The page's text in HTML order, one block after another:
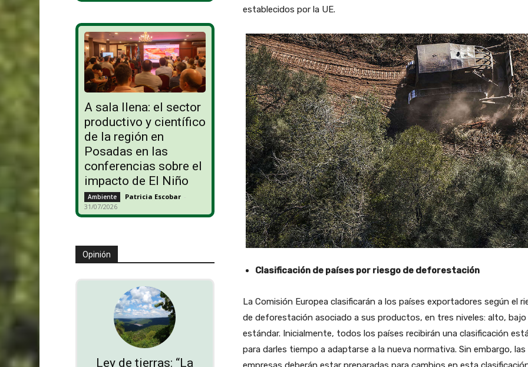
A sala llena: el sector
productivo y científico
de la región en
Posadas en las
conferencias sobre el
impacto de El Niño
Ambiente Patricia Escobar -
31/07/2026
Opinión
Ley de tierras: “La
establecidos por la UE.
Clasificación de países por riesgo de deforestación
La Comisión Europea clasificarán a los países exportadores según el
de deforestación asociado a sus productos, en tres niveles: alto, bajo
estándar. Inicialmente, todos los países recibirán una clasificación
para darles tiempo a adaptarse a la nueva normativa. Sin embargo, las